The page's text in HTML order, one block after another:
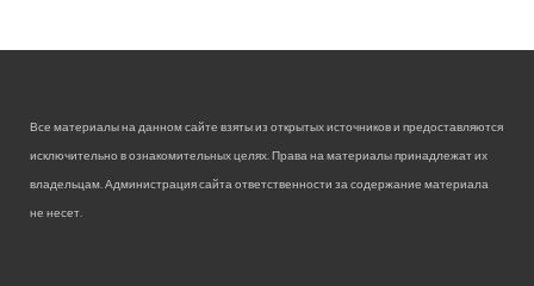
Все материалы на данном сайте взяты из открытых источников и предоставляются
исключительно в ознакомительных целях. Права на материалы принадлежат их
владельцам. Администрация сайта ответственности за содержание материала
не несет.